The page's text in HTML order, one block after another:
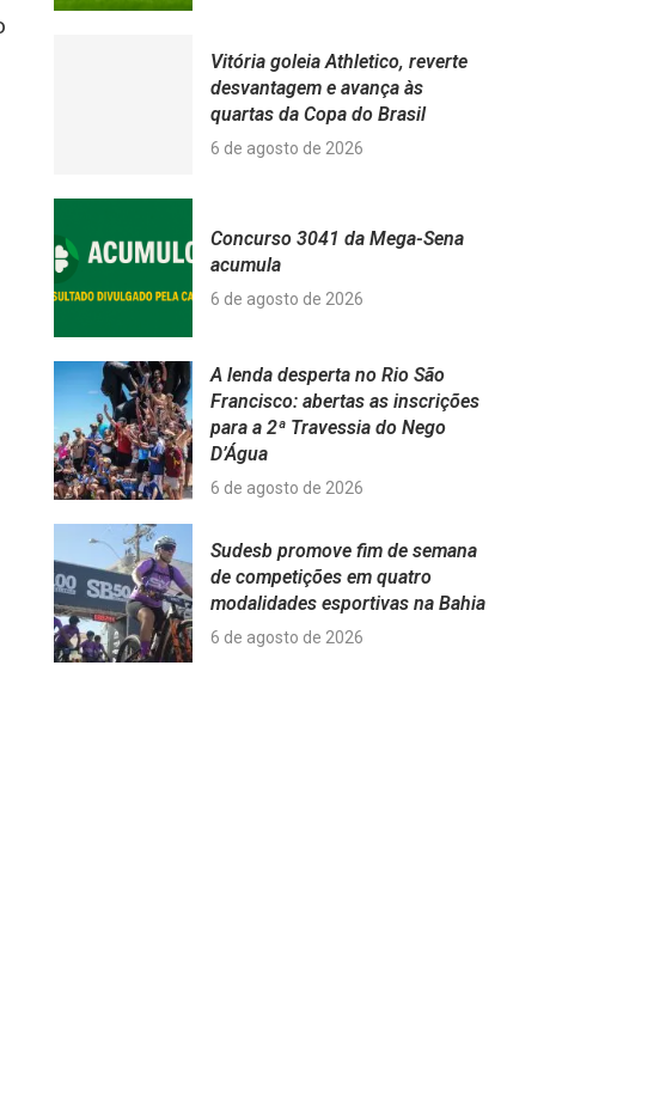
Vitória goleia Athletico, reverte
desvantagem e avança às
quartas da Copa do Brasil
6 de agosto de 2026
Concurso 3041 da Mega-Sena
acumula
6 de agosto de 2026
A lenda desperta no Rio São
Francisco: abertas as inscrições
para a 2ª Travessia do Nego
D’Água
6 de agosto de 2026
Sudesb promove fim de semana
de competições em quatro
modalidades esportivas na Bahia
6 de agosto de 2026